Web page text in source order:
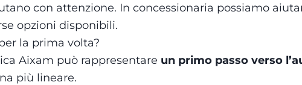
con attenzione. In concessionaria possiamo
opzioni disponibili.
la prima volta?
Aixam può rappresentare un primo passo verso
più lineare.